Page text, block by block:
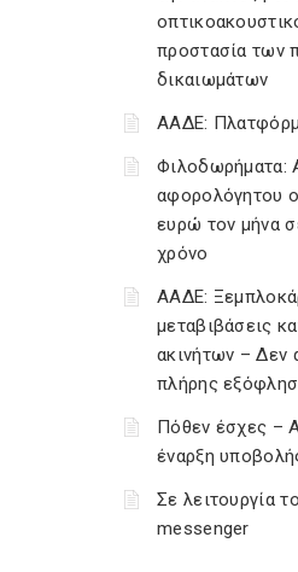
προστασία των
δικαιωμάτων
ΑΑΔΕ:
Φιλοδωρήματα:
αφορολόγητου
ευρώ τον μήνα
χρόνο
ΑΑΔΕ:
μεταβιβάσεις
ακινήτων – Δεν
πλήρης
Πόθεν έσχες –
έναρξη
Σε λειτουργία
messenger